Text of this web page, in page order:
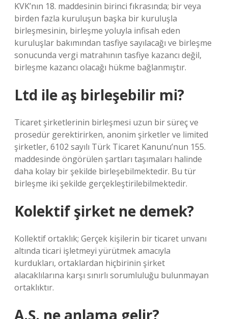
KVK’nın 18. maddesinin birinci fıkrasında; bir veya
birden fazla kuruluşun başka bir kuruluşla
birleşmesinin, birleşme yoluyla infisah eden
kuruluşlar bakımından tasfiye sayılacağı ve birleşme
sonucunda vergi matrahının tasfiye kazancı değil,
birleşme kazancı olacağı hükme bağlanmıştır.
Ltd ile aş birleşebilir mi?
Ticaret şirketlerinin birleşmesi uzun bir süreç ve
prosedür gerektirirken, anonim şirketler ve limited
şirketler, 6102 sayılı Türk Ticaret Kanunu’nun 155.
maddesinde öngörülen şartları taşımaları halinde
daha kolay bir şekilde birleşebilmektedir. Bu tür
birleşme iki şekilde gerçekleştirilebilmektedir.
Kolektif şirket ne demek?
Kollektif ortaklık; Gerçek kişilerin bir ticaret unvanı
altında ticari işletmeyi yürütmek amacıyla
kurdukları, ortaklardan hiçbirinin şirket
alacaklılarına karşı sınırlı sorumluluğu bulunmayan
ortaklıktır.
A.Ş. ne anlama gelir?